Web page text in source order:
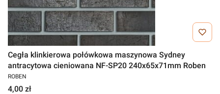
Cegła klinkierowa połówkowa maszynowa Sydney
antracytowa cieniowana NF-SP20 240x65x71mm Roben
ROBEN
4,00 zł